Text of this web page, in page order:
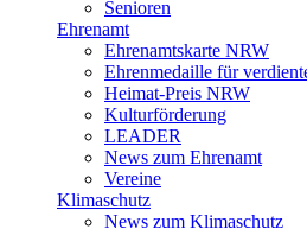
Senioren
Ehrenamt
Ehrenamtskarte NRW
Ehrenmedaille für
Heimat-Preis NRW
Kulturförderung
LEADER
News zum Ehrenamt
Vereine
Klimaschutz
News zum Klimaschutz